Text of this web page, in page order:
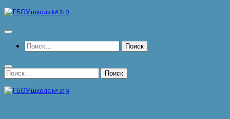
Перейти
содержимому
Найти:
Найти: